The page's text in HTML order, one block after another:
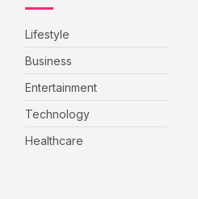
Lifestyle
Business
Entertainment
Technology
Healthcare